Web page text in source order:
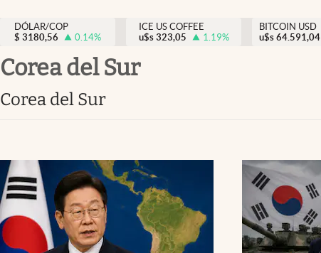
DÓLAR/COP
$ 3180,56 0.14%
ICE US COFFEE
u$s 323,05 1.19%
BITCOIN USD
u$s 64.591,04
Corea del Sur
Corea del Sur